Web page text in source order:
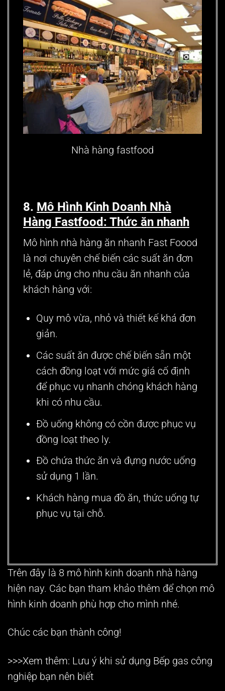
Nhà hàng fastfood
8. Mô Hình Kinh Doanh Nhà
Hàng Fastfood: Thức ăn nhanh
Mô hình nhà hàng ăn nhanh Fast Foood
là nơi chuyên chế biến các suất ăn đơn
lẻ, đáp ứng cho nhu cầu ăn nhanh của
khách hàng với:
Quy mô vừa, nhỏ và thiết kế khá đơn
giản.
Các suất ăn được chế biến sẵn một
cách đồng loạt với mức giá cố định
để phục vụ nhanh chóng khách hàng
khi có nhu cầu.
Đồ uống không có cồn được phục vụ
đồng loạt theo ly.
Đồ chứa thức ăn và đựng nước uống
sử dụng 1 lần.
Khách hàng mua đồ ăn, thức uống tự
phục vụ tại chỗ.
Trên đây là 8 mô hình kinh doanh nhà hàng
hiện nay. Các bạn tham khảo thêm để chọn mô
hình kinh doanh phù hợp cho mình nhé.
Chúc các bạn thành công!
>>>Xem thêm: Lưu ý khi sử dụng Bếp gas công
nghiệp bạn nên biết